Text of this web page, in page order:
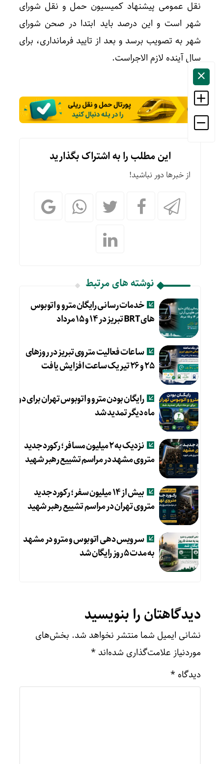
نقل عمومی پیشنهاد کمیسیون حمل و نقل شورای
شهر است و این درصد باید ابتدا در صحن شورای
شهر به تصویب برسد و بعد از تایید فرمانداری، برای
سال آینده لازم الاجراست.
این مطلب را به اشتراک بگذارید
از خبرها دور نباشید!
نوشته های مرتبط
خدمات رسانی رایگان مترو و اتوبوس
های BRT تبریز در ۱۴ و ۱۵ مرداد
ساعات فعالیت متروی تبریز در روزهای
۲۵ و ۲۶ تیر یک ساعت افزایش یافت
رایگان بودن مترو و اتوبوس تهران برای دو
ماه دیگر تمدید شد
نزدیک به ۲ میلیون مسافر؛ رکورد جدید
متروی مشهد در مراسم تشییع رهبر شهید
بیش از ۱۴ میلیون سفر؛ رکورد جدید
متروی تهران در مراسم تشییع رهبر شهید
سرویس دهی اتوبوس و مترو در مشهد
به مدت ۵ روز رایگان شد
دیدگاهتان را بنویسید
نشانی ایمیل شما منتشر نخواهد شد. بخش‌های
موردنیاز علامت‌گذاری شده‌اند *
دیدگاه *